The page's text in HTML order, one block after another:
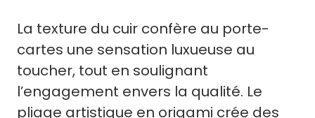
La texture du cuir confère au porte-
cartes une sensation luxueuse au
toucher, tout en soulignant
l’engagement envers la qualité. Le
pliage artistique en origami crée des